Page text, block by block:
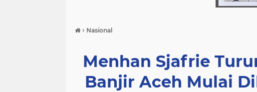
› Nasional
Menhan Sjafrie
Banjir Aceh Mulai